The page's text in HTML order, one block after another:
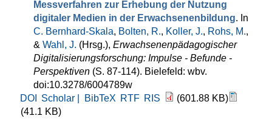
Messverfahren zur Erhebung der Nutzung
digitaler Medien in der Erwachsenenbildung. In
C. Bernhard-Skala, Bolten, R., Koller, J., Rohs, M.,
& Wahl, J. (Hrsg.), Erwachsenenpädagogischer
Digitalisierungsforschung: Impulse - Befunde -
Perspektiven (S. 87-114). Bielefeld: wbv.
doi:10.3278/6004789w
DOI
Scholar | BibTeX RTF RIS
(601.88 KB)
(41.1 KB)